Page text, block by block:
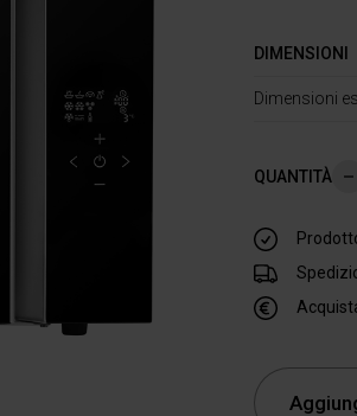
DIMENSIONI
Dimensioni
QUANTITÀ